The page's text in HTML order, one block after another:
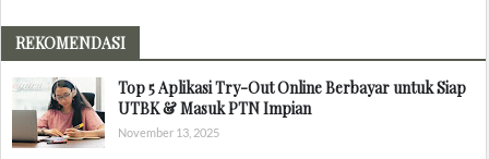
REKOMENDASI
Top 5 Aplikasi Try-Out Online Berbayar untuk Siap
UTBK & Masuk PTN Impian
November 13, 2025